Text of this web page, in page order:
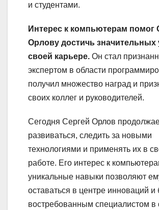
и студентами.
Интерес к компьютерам помог
Орлову достичь значительных
своей карьере. Он стал
экспертом в области
получил множество наград и
своих коллег и руководителей.
Сегодня Сергей Орлов
развиваться, следить за новыми
технологиями и применять их в
работе. Его интерес к
уникальные навыки позволяют
оставаться в центре инноваций и
востребованным специалистом в